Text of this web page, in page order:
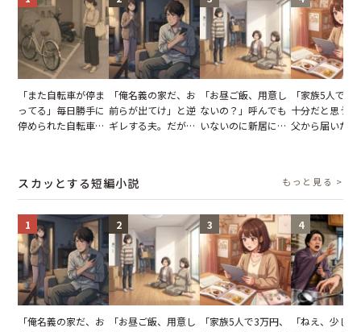
「また自転車が停ま
ってる」毎日勝手に
停められた自転車。
「俺名義の家だ、お
前らが出てけ」と逆
ギレする夫。だが、
「お昼ご飯、用意し
ないの？」呼んでも
いないのに新居にあ
「家族5人で3
十分だと思う
父から届いたご
スカッとする短編小説 もっと見る >
1
「俺名義の家だ、お
2
「お昼ご飯、用意し
3
「家族5人で3万円、
4
「ねえ、少し